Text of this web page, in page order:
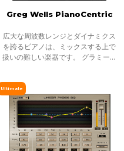
Greg Wells PianoCentric
広大な周波数レンジとダイナミクス
を誇るピアノは、ミックスする上で
扱いの難しい楽器です。 グラミー賞
サウンドを知り抜いた人物の一人と
言って
Ultimate